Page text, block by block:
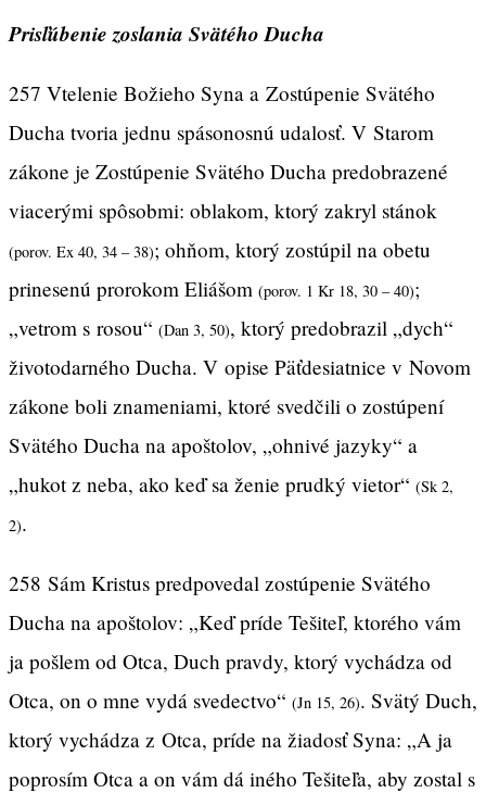
Prisľúbenie zoslania Svätého Ducha
257 Vtelenie Božieho Syna a Zostúpenie Svätého
Ducha tvoria jednu spásonosnú udalosť. V Starom
zákone je Zostúpenie Svätého Ducha predobrazené
viacerými spôsobmi: oblakom, ktorý zakryl stánok
(porov. Ex 40, 34 – 38); ohňom, ktorý zostúpil na obetu
prinesenú prorokom Eliášom (porov. 1 Kr 18, 30 – 40);
„vetrom s rosou“ (Dan 3, 50), ktorý predobrazil „dych“
životodarného Ducha. V opise Päťdesiatnice v Novom
zákone boli znameniami, ktoré svedčili o zostúpení
Svätého Ducha na apoštolov, „ohnivé jazyky“ a
„hukot z neba, ako keď sa ženie prudký vietor“ (Sk 2,
2).
258 Sám Kristus predpovedal zostúpenie Svätého
Ducha na apoštolov: „Keď príde Tešiteľ, ktorého vám
ja pošlem od Otca, Duch pravdy, ktorý vychádza od
Otca, on o mne vydá svedectvo“ (Jn 15, 26). Svätý Duch,
ktorý vychádza z Otca, príde na žiadosť Syna: „A ja
poprosím Otca a on vám dá iného Tešiteľa, aby zostal s